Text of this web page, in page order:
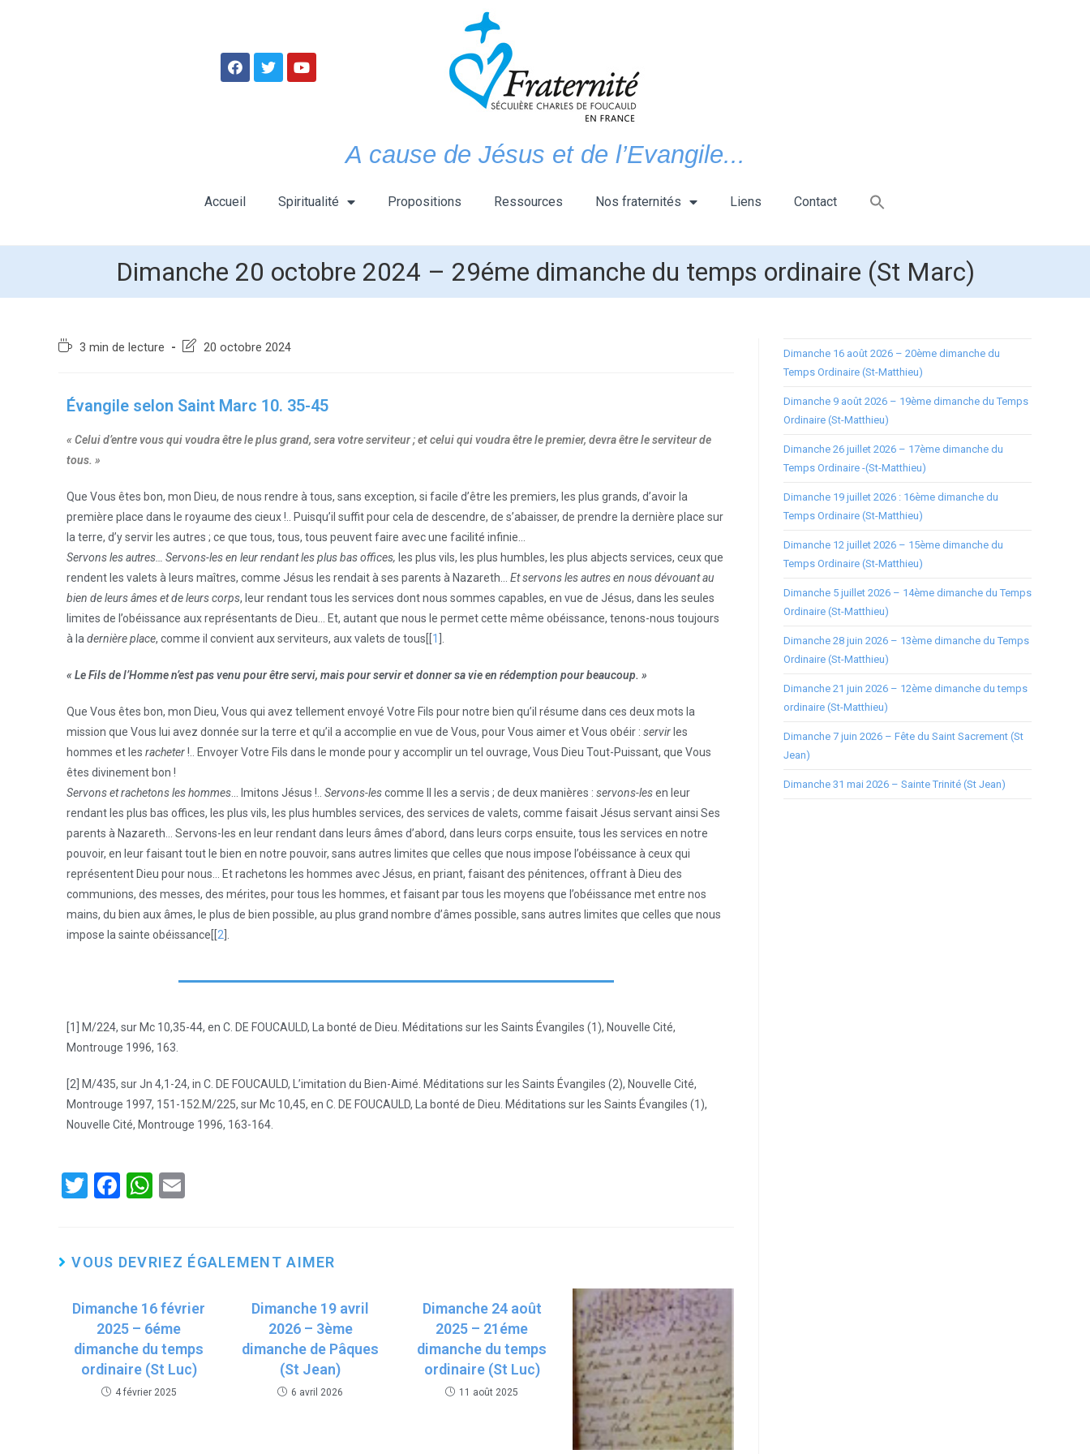
A cause de Jésus et de l’Evangile...
Accueil Spiritualité Propositions Ressources Nos fraternités Liens Contact
Dimanche 20 octobre 2024 – 29éme dimanche du temps ordinaire (St Marc)
3 min de lecture 20 octobre 2024
Évangile selon Saint Marc 10. 35-45
« Celui d’entre vous qui voudra être le plus grand, sera votre serviteur ; et celui qui voudra être le premier, devra être le serviteur de
tous. »
Que Vous êtes bon, mon Dieu, de nous rendre à tous, sans exception, si facile d’être les premiers, les plus grands, d’avoir la
première place dans le royaume des cieux !.. Puisqu’il suffit pour cela de descendre, de s’abaisser, de prendre la dernière place sur
la terre, d’y servir les autres ; ce que tous, tous, tous peuvent faire avec une facilité infinie…
Servons les autres… Servons-les en leur rendant les plus bas offices, les plus vils, les plus humbles, les plus abjects services, ceux que
rendent les valets à leurs maîtres, comme Jésus les rendait à ses parents à Nazareth… Et servons les autres en nous dévouant au
bien de leurs âmes et de leurs corps, leur rendant tous les services dont nous sommes capables, en vue de Jésus, dans les seules
limites de l’obéissance aux représentants de Dieu… Et, autant que nous le permet cette même obéissance, tenons-nous toujours
à la dernière place, comme il convient aux serviteurs, aux valets de tous[[ 1
« Le Fils de l’Homme n’est pas venu pour être servi, mais pour servir et donner sa vie en rédemption pour beaucoup. »
Que Vous êtes bon, mon Dieu, Vous qui avez tellement envoyé Votre Fils pour notre bien qu’il résume dans ces deux mots la
mission que Vous lui avez donnée sur la terre et qu’il a accomplie en vue de Vous, pour Vous aimer et Vous obéir : servir les
hommes et les racheter!.. Envoyer Votre Fils dans le monde pour y accomplir un tel ouvrage, Vous Dieu Tout-Puissant, que Vous
êtes divinement bon !
Servons et rachetons les hommes … Imitons Jésus !.. Servons-lescomme Il les a servis ; de deux manières : servons-lesen leur
rendant les plus bas offices, les plus vils, les plus humbles services, des services de valets, comme faisait Jésus servant ainsi Ses
parents à Nazareth… Servons-les en leur rendant dans leurs âmes d’abord, dans leurs corps ensuite, tous les services en notre
pouvoir, en leur faisant tout le bien en notre pouvoir, sans autres limites que celles que nous impose l’obéissance à ceux qui
représentent Dieu pour nous… Et rachetons les hommes avec Jésus, en priant, faisant des pénitences, offrant à Dieu des
communions, des messes, des mérites, pour tous les hommes, et faisant par tous les moyens que l’obéissance met entre nos
mains, du bien aux âmes, le plus de bien possible, au plus grand nombre d’âmes possible, sans autres limites que celles que nous
impose la sainte obéissance[[ 2
[1] M/224, sur Mc 10,35-44, en C. DE FOUCAULD, La bonté de Dieu. Méditations sur les Saints Évangiles (1), Nouvelle Cité,
Montrouge 1996, 163.
[2] M/435, sur Jn 4,1-24, in C. DE FOUCAULD, L’imitation du Bien-Aimé. Méditations sur les Saints Évangiles (2), Nouvelle Cité,
Montrouge 1997, 151-152.M/225, sur Mc 10,45, en C. DE FOUCAULD, La bonté de Dieu. Méditations sur les Saints Évangiles (1),
Nouvelle Cité, Montrouge 1996, 163-164.
T
er
F
b
o
k
W
s
p
p
VOUS DEVRIEZ ÉGALEMENT AIMER
Dimanche 16 février
2025 – 6éme
dimanche du temps
ordinaire (St Luc)
4 février 2025
Dimanche 19 avril
2026 – 3ème
dimanche de Pâques
(St Jean)
6 avril 2026
Dimanche 24 août
2025 – 21éme
dimanche du temps
ordinaire (St Luc)
11 août 2025
Dimanche 16 août 2026 – 20ème dimanche du
Temps Ordinaire (St-Matthieu)
Dimanche 9 août 2026 – 19ème dimanche du Temps
Ordinaire (St-Matthieu)
Dimanche 26 juillet 2026 – 17ème dimanche du
Temps Ordinaire -(St-Matthieu)
Dimanche 19 juillet 2026 : 16ème dimanche du
Temps Ordinaire (St-Matthieu)
Dimanche 12 juillet 2026 – 15ème dimanche du
Temps Ordinaire (St-Matthieu)
Dimanche 5 juillet 2026 – 14ème dimanche du Temps
Ordinaire (St-Matthieu)
Dimanche 28 juin 2026 – 13ème dimanche du Temps
Ordinaire (St-Matthieu)
Dimanche 21 juin 2026 – 12ème dimanche du temps
ordinaire (St-Matthieu)
Dimanche 7 juin 2026 – Fête du Saint Sacrement (St
Jean)
Dimanche 31 mai 2026 – Sainte Trinité (St Jean)